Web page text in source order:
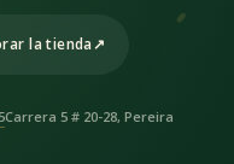
la tienda↗
Carrera 5 # 20-28, Pereira